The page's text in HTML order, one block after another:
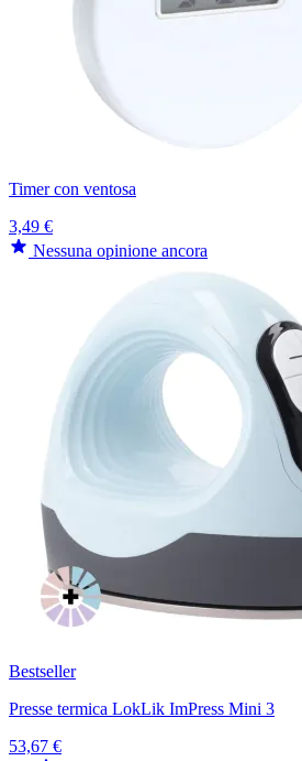
Timer con ventosa
3,49 €
Nessuna opinione ancora
Bestseller
Presse termica LokLik ImPress Mini 3
53,67 €